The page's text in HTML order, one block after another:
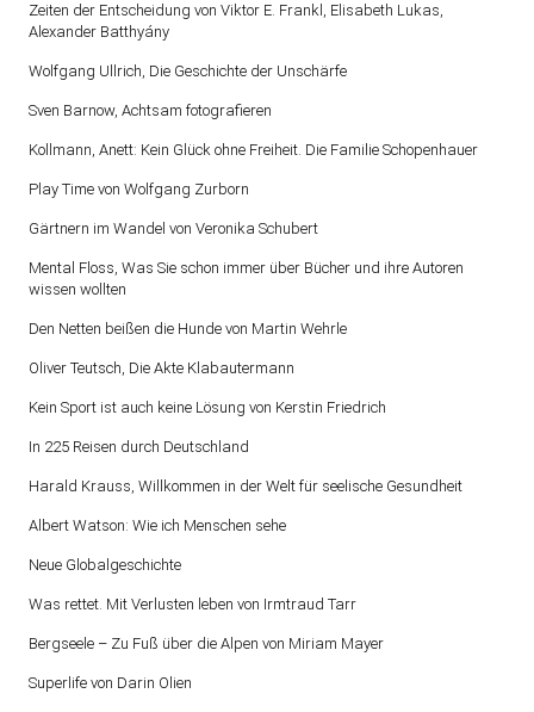
Zeiten der Entscheidung von Viktor E. Frankl, Elisabeth Lukas,
Alexander Batthyány
Wolfgang Ullrich, Die Geschichte der Unschärfe
Sven Barnow, Achtsam fotografieren
Kollmann, Anett: Kein Glück ohne Freiheit. Die Familie Schopenhauer
Play Time von Wolfgang Zurborn
Gärtnern im Wandel von Veronika Schubert
Mental Floss, Was Sie schon immer über Bücher und ihre Autoren
wissen wollten
Den Netten beißen die Hunde von Martin Wehrle
Oliver Teutsch, Die Akte Klabautermann
Kein Sport ist auch keine Lösung von Kerstin Friedrich
In 225 Reisen durch Deutschland
Harald Krauss, Willkommen in der Welt für seelische Gesundheit
Albert Watson: Wie ich Menschen sehe
Neue Globalgeschichte
Was rettet. Mit Verlusten leben von Irmtraud Tarr
Bergseele – Zu Fuß über die Alpen von Miriam Mayer
Superlife von Darin Olien